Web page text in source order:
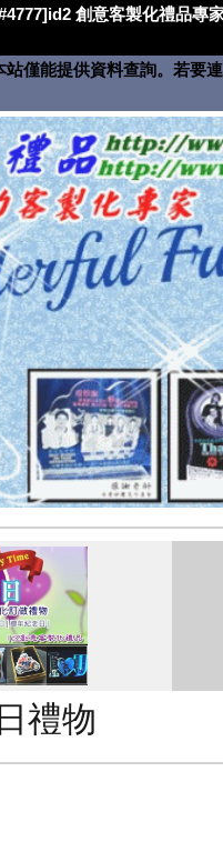
創意客製化禮品專
站僅能提供資料查詢。若要
禮物